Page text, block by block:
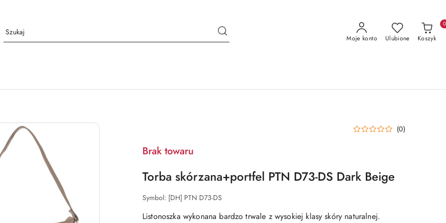
Moje konto Ulubione Koszyk
0
(0)
Brak towaru
Torba skórzana+portfel PTN D73-DS Dark Beige
Symbol: [DH] PTN D73-DS
Listonoszka wykonana bardzo trwale z wysokiej klasy skóry naturalnej.